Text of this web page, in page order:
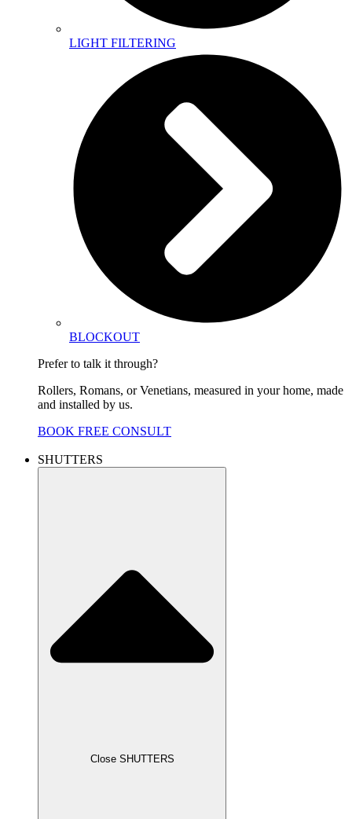
LIGHT FILTERING
BLOCKOUT
Prefer to talk it through?
Rollers, Romans, or Venetians, measured in your home, made
and installed by us.
BOOK FREE CONSULT
SHUTTERS
Close SHUTTERS